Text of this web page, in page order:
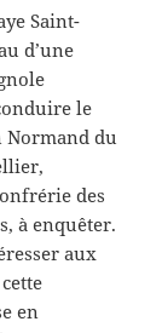
Saint-
d’une
le
Normand du
des
à enquêter.
aux
en